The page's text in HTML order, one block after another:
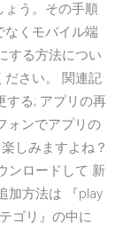
ょう。その手順
なくモバイル端
する方法につい
ださい。 関連記
する; アプリの再
ォンでアプリの
しみますよね？
ンロードして 新
加方法は 『play
ゴリ』の中に